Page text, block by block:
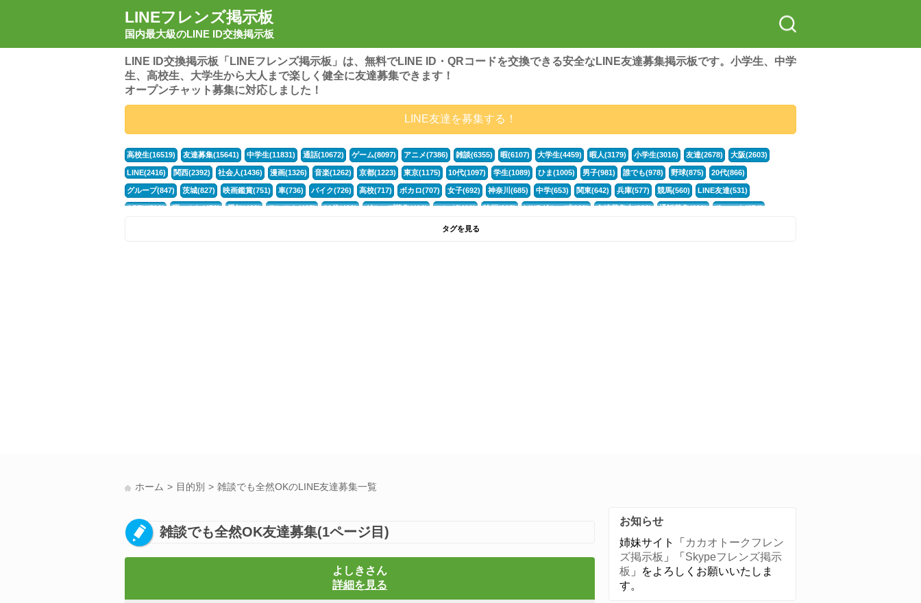
LINEフレンズ掲示板
国内最大級のLINE ID交換掲示板
LINE ID交換掲示板「LINEフレンズ掲示板」は、無料でLINE ID・QRコードを交換できる安全なLINE友達募集掲示板です。小学生、中学
生、高校生、大学生から大人まで楽しく健全に友達募集できます！
オープンチャット募集に対応しました！
LINE友達を募集する！
高校生(16519) 友達募集(15641) 中学生(11831) 通話(10672) ゲーム(8097) アニメ(7386) 雑談(6355) 暇(6107) 大学生(4459) 暇人(3179) 小学生(3016) 友達(2678) 大阪(2603)
LINE(2416) 関西(2392) 社会人(1436) 漫画(1326) 音楽(1262) 京都(1223) 東京(1175) 10代(1097) 学生(1089) ひま(1005) 男子(981) 誰でも(978) 野球(875) 20代(866)
グループ(847) 茨城(827) 映画鑑賞(751) 車(736) バイク(726) 高校(717) ボカロ(707) 女子(692) 神奈川(685) 中学(653) 関東(642) 兵庫(577) 競馬(560) LINE友達(531)
APEX(519) 暇つぶし(476) 愛知(468) モンスト(465) 30代(433) グループ募集(412) マンガ(401) 映画(395) LINEグループ(388) 友達募集中(382) 通話募集(381) チャット(374)
フォートナイト(320)
タグを見る
ホーム 目的別 雑談でも全然OKのLINE友達募集一覧
雑談でも全然OK友達募集(1ページ目)
よしきさん
詳細を見る
お知らせ
姉妹サイト「 カカオトークフレン
ズ掲示板 」「 Skypeフレンズ掲示
板 」をよろしくお願いいたしま
す。